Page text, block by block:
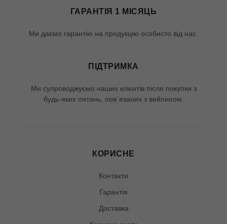
ГАРАНТІЯ 1 МІСЯЦЬ
Ми даємо гарантію на продукцію особисто від нас.
ПІДТРИМКА
Ми супроводжуємо наших клієнтів після покупки з
будь-яких питань, пов`язаних з вейпінгом.
КОРИСНЕ
Контакти
Гарантія
Доставка